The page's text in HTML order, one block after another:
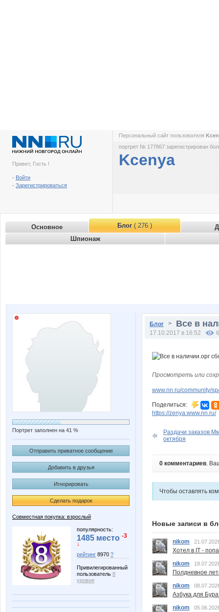
Привет, Гость !
- Войти
- Зарегистрироваться
Персональный сайт пользователя
портрет № 177867 зарегистрирован
Kcenya
Основное Блог( 276 )
Шпионаж
Портрет заполнен на 41 %
Отправить приватное сообщение
Добавить в друзья
Игнорировать
Сделать подарок
Совместная покупка: взрослый
популярность:
1485 место -3
↓
рейтинг 8970 ?
Привилегированный
пользователь 8
уровня
Блог > Все в
17.10.2017 в 16:52
Просмотреть или
www.nn.ru/community/
Поделиться:
https://zenya.www.nn.ru/
Раздачи заказов
октября
0 комментариев.
Чтобы оставлять
Новые записи в
nikom
Хотел в IT -
nikom
Полдневное
nikom
Азбука для
nikom